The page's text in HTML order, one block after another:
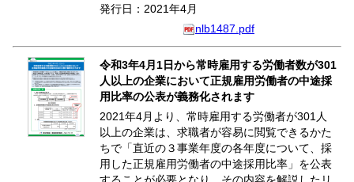
発行日：2021年4月
nlb1487.pdf
令和3年4月1日から常時雇用する労働者数が301
人以上の企業において正規雇用労働者の中途採
用比率の公表が義務化されます
2021年4月より、常時雇用する労働者が301人
以上の企業は、求職者が容易に閲覧できるかた
ちで「直近の３事業年度の各年度について、採
用した正規雇用労働者の中途採用比率」を公表